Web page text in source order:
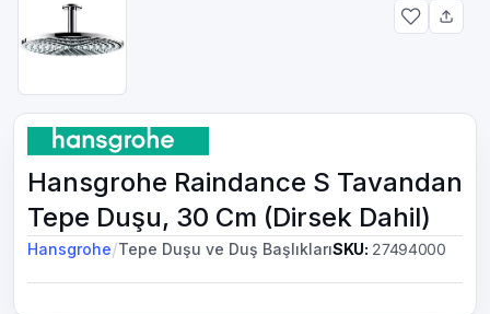
Hansgrohe Raindance S Tavandan
Tepe Duşu, 30 Cm (Dirsek Dahil)
Hansgrohe/Tepe Duşu ve Duş BaşlıklarıSKU: 27494000